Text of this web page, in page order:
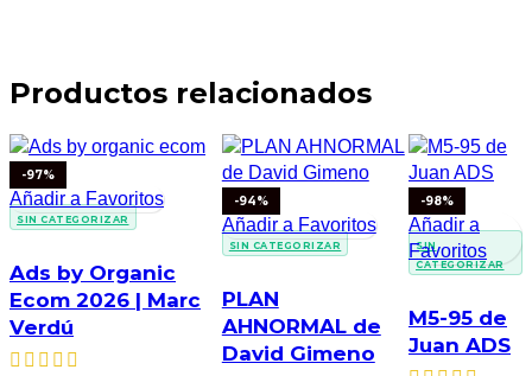
Productos relacionados
-97%
Añadir a Favoritos
Ads by Organic
Ecom 2026 | Marc
Verdú
SIN CATEGORIZAR
-94%
Añadir a Favoritos
PLAN
AHNORMAL de
David Gimeno
SIN CATEGORIZAR
-98%
Añadir a
Favoritos
M5-95 de
Juan ADS
SIN
CATEGORIZAR